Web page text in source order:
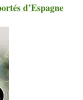
d’Espagne